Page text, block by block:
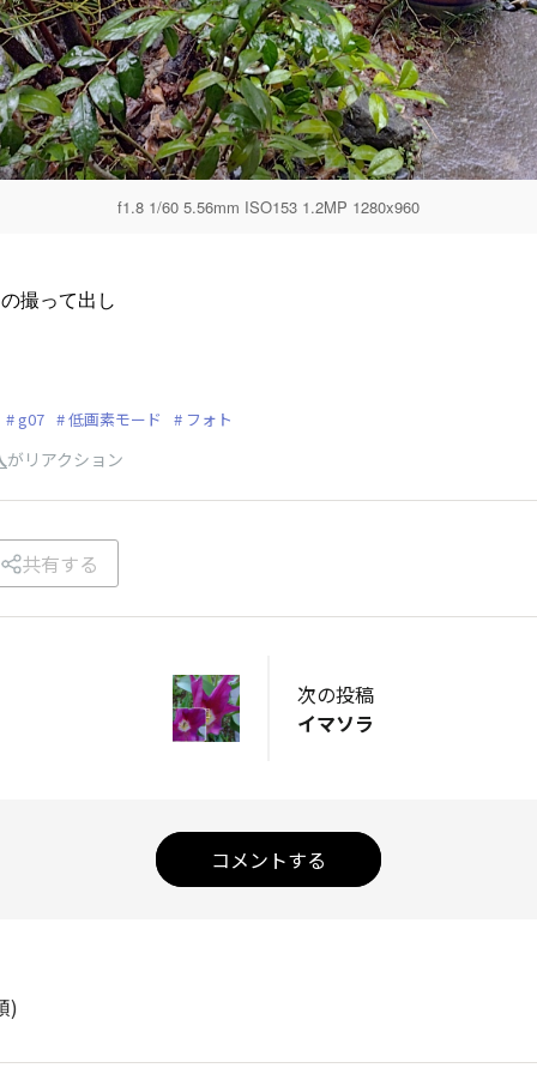
f1.8 1/60 5.56mm ISO153 1.2MP 1280x960
撮って出し
g07 低画素モード フォト
がリアクション
共有する
次の投稿
イマソラ
コメントする
)